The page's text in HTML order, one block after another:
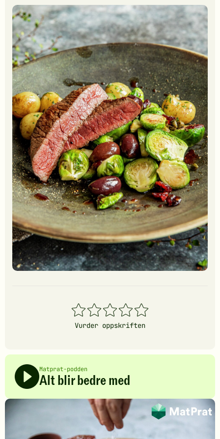
1
stjerner
2
stjerner
3
stjerner
4
stjerner
5
stjerner
Vurder oppskriften
Matprat-podden
Alt blir bedre med